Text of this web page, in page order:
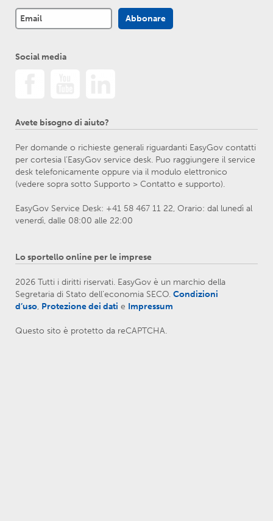
Social media
Avete bisogno di aiuto?
Per domande o richieste generali riguardanti EasyGov contatti
per cortesia l’EasyGov service desk. Puo raggiungere il service
desk telefonicamente oppure via il modulo elettronico
(vedere sopra sotto Supporto > Contatto e supporto).
EasyGov Service Desk: +41 58 467 11 22, Orario: dal lunedì al
venerdì, dalle 08:00 alle 22:00
Lo sportello online per le imprese
2026 Tutti i diritti riservati. EasyGov è un marchio della
Segretaria di Stato dell’economia SECO. Condizioni
d’uso, Protezione dei dati e Impressum
Questo sito è protetto da reCAPTCHA.